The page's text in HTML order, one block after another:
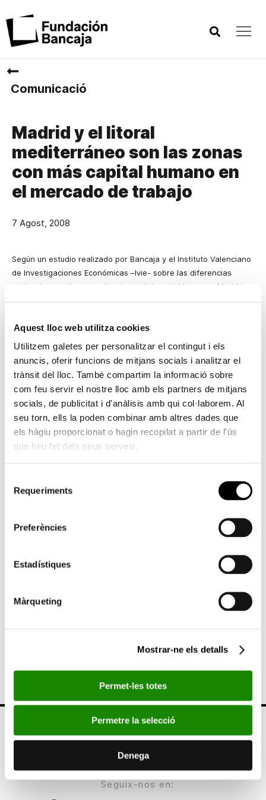
Aquest lloc web utilitza cookies
Utilitzem galetes per personalitzar el contingut i els
anuncis, oferir funcions de mitjans socials i analitzar el
trànsit del lloc. També compartim la informació sobre
com feu servir el nostre lloc amb els partners de mitjans
socials, de publicitat i d'anàlisis amb qui col·laborem. Al
seu torn, ells la poden combinar amb altres dades que
els hàgiu proporcionat o hagin recopilat a partir de l'ús
que heu fet dels seus serveis.
Requeriments
Preferències
Estadístiques
Màrqueting
Mostrar-ne els detalls
Permet-les totes
Permetre la selecció
Denega
Comunicació
Madrid y el litoral
mediterráneo son las zonas
con más capital humano en
el mercado de trabajo
7 Agost, 2008
Según un estudio realizado por Bancaja y el Instituto Valenciano
de Investigaciones Económicas –Ivie- sobre las diferencias
regionales en el aprovechamiento del capital humano, Madrid y
Los valores máximos corresponden a tres provincias catalanas
junto con Baleares y Madrid: Girona (74,3%), Barcelona (72,3%),
Baleares (71,6%), Tarragona (71,2%) y Madrid (71%).
Por su parte, Castellón (69,8%) y Valencia (69,4%) registran
Alicante se sitúa por debajo de la misma con un 66,7%.
Por comunidades, entre las que menor tasa de actividad del
capital humano presentan se encuentran las comunidades de
otras se encuentra actualmente en mínimos históricos.
humano son también las que más lo aprovechan.
Més de 30.000 persones han visitat l’exposició
SEGÜENT
més capital humà en el mercat de treball
Seguix-nos en: